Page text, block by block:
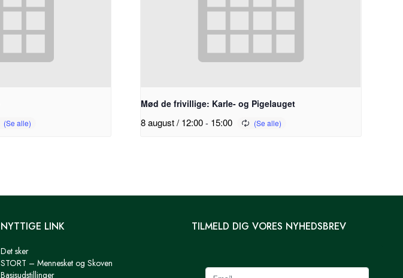
Mød de frivillige: Karle- og Pigelauget
8 august / 12:00- 15:00
NYTTIGE LINK
Det sker
STORT – Mennesket og Skoven
Basisudstillinger
TILMELD DIG VORES NYHEDSBREV